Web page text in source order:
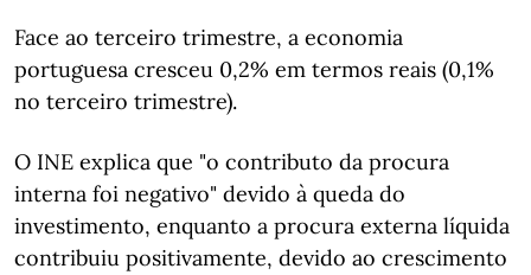
Face ao terceiro trimestre, a economia
portuguesa cresceu 0,2% em termos reais (0,1%
no terceiro trimestre).
O INE explica que "o contributo da procura
interna foi negativo" devido à queda do
investimento, enquanto a procura externa líquida
contribuiu positivamente, devido ao crescimento